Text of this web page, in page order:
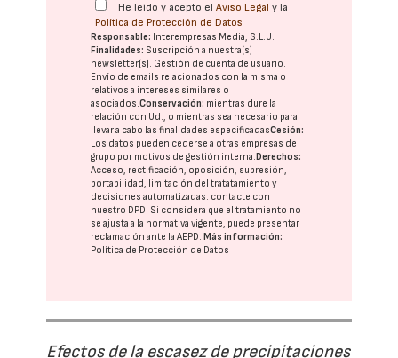
He leído y acepto elAviso Legal y la
Política de Protección de Datos
Responsable: Interempresas Media, S.L.U.
Finalidades: Suscripción a nuestra(s)
newsletter(s). Gestión de cuenta de usuario.
Envío de emails relacionados con la misma o
relativos a intereses similares o
asociados.Conservación: mientras dure la
relación con Ud., o mientras sea necesario para
llevar a cabo las finalidades especificadasCesión:
Los datos pueden cederse a otras empresas del
grupo por motivos de gestión interna. Derechos:
Acceso, rectificación, oposición, supresión,
portabilidad, limitación del tratatamiento y
decisiones automatizadas: contacte con
nuestro DPD. Si considera que el tratamiento no
se ajusta a la normativa vigente, puede presentar
reclamación ante laAEPD. Más información:
Política de Protección de Datos
Efectos de la escasez de precipitaciones